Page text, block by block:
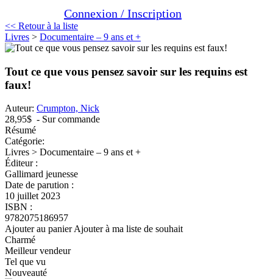
Connexion / Inscription
<< Retour à la liste
Livres > Documentaire – 9 ans et +
Tout ce que vous pensez savoir sur les requins est
faux!
Auteur: Crumpton, Nick
28,95$ - Sur commande
Résumé
Catégorie:
Livres > Documentaire – 9 ans et +
Éditeur :
Gallimard jeunesse
Date de parution :
10 juillet 2023
ISBN :
9782075186957
Ajouter au panierAjouter à ma liste de souhait
Charmé
Meilleur vendeur
Tel que vu
Nouveauté